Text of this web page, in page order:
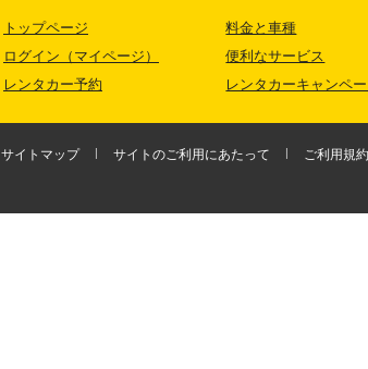
トップページ
ログイン（マイページ）
レンタカー予約
料金と車種
便利なサービス
レンタカーキャンペ
サイトマップ サイトのご利用にあたって ご利用規約